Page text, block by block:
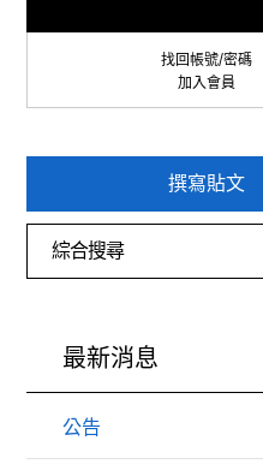
找回帳號/密碼
加入會員
撰寫貼文
最新消息
公告